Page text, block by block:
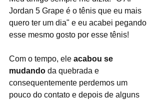
Jordan 5 Grape é o tênis que eu mais
quero ter um dia" e eu acabei pegando
esse mesmo gosto por esse tênis!
Com o tempo, ele acabou se
mudando da quebrada e
consequentemente perdemos um
pouco do contato e depois de alguns